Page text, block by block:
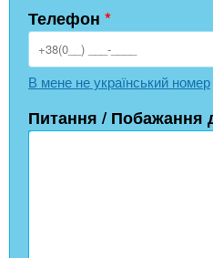
Телефон *
В мене не український номер
Питання / Побажання